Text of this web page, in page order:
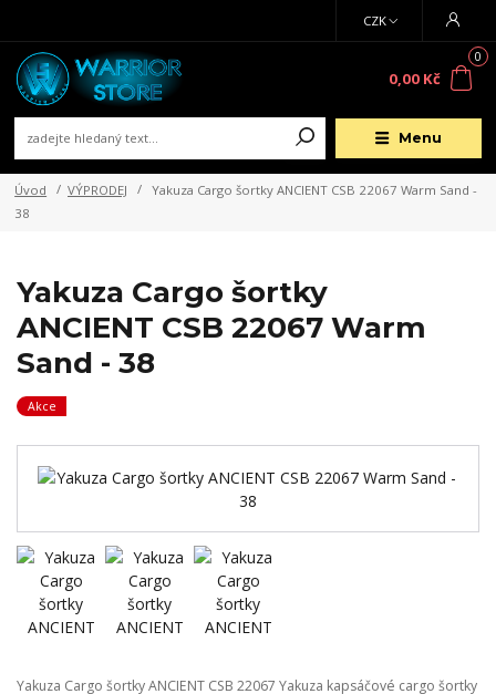
Menu
CZK
0
0,00 Kč
Úvod VÝPRODEJ
Yakuza Cargo šortky ANCIENT CSB 22067 Warm Sand -
38
Yakuza Cargo šortky
ANCIENT CSB 22067 Warm
Sand - 38
Akce
Yakuza Cargo šortky ANCIENT CSB 22067 Yakuza kapsáčové cargo šortky